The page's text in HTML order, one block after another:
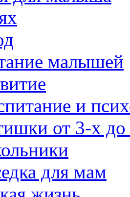
малышей
и
от 3-х
для мам